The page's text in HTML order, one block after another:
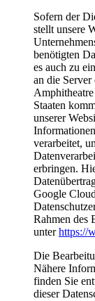
Sofern der
stellt unsere
benötigten
es auch zu
an die
Staaten
unserer
verarbeitet,
erbringen.
Google
Rahmen des
unterhttps://
Die
Nähere
finden Sie
dieser